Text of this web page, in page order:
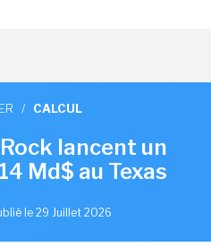
/ CALCUL
lancent un
Md$ au Texas
le 29 Juillet 2026